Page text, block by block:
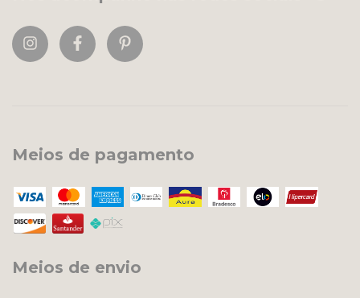
Meios de pagamento
Meios de envio